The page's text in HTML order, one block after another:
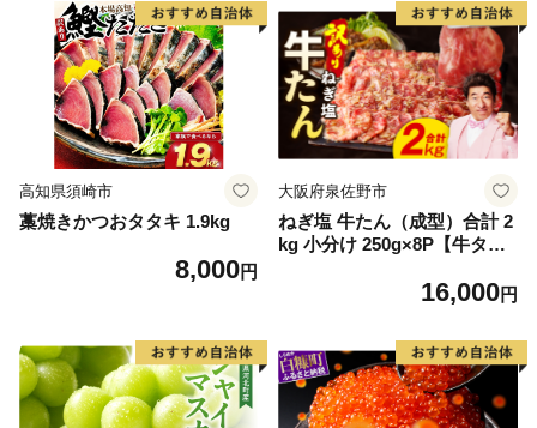
高知県須崎市
藁焼きかつおタタキ 1.9kg
8,000円
大阪府泉佐野市
ねぎ塩 牛たん（成型）合計 2
kg 小分け 250g×8P【牛タン
16,000円